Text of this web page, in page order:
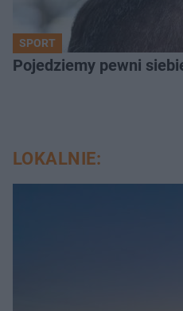
SPORT
Pojedziemy pewni
LOKALNIE: